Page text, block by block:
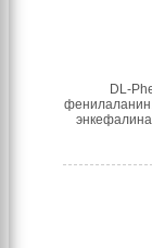
DL-